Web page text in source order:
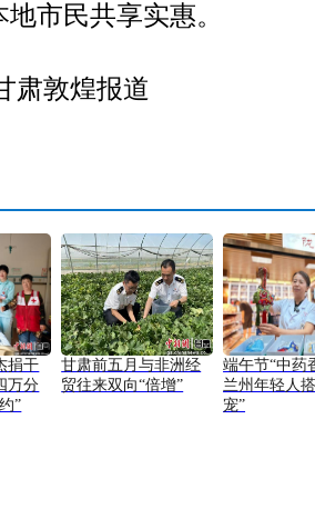
市民共享实惠。
敦煌报道
捐干
万分
”
甘肃前五月与非洲经
贸往来双向“倍增”
端午节“中药
兰州年轻人
宠”